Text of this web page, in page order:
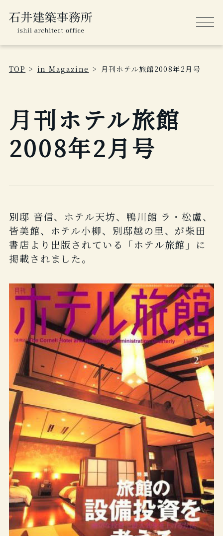
TOP in Magazine 月刊ホテル旅館2008年2月号
月刊ホテル旅館
2008年2月号
別邸 音信、ホテル天坊、鴨川館 ラ・松盧、
皆美館、ホテル小柳、別邸越の里、が柴田
書店より出版されている「ホテル旅館」に
掲載されました。